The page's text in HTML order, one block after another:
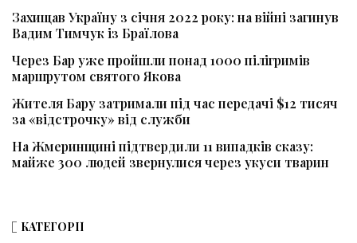
Захищав Україну з січня 2022 року: на війні загинув
Вадим Тимчук із Браїлова
Через Бар уже пройшли понад 1000 пілігримів
маршрутом святого Якова
Жителя Бару затримали під час передачі $12 тисяч
за «відстрочку» від служби
На Жмеринщині підтвердили 11 випадків сказу:
майже 300 людей звернулися через укуси тварин
КАТЕГОРІЇ